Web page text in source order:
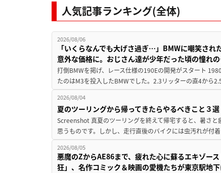
人気記事ランキング(全体)
2026/08/06
「いくらなんでも大げさ過ぎ…」BMWに嘲笑さ
意外な価格に。おじさん達が少年だった頃の憧れ
打倒BMWを掲げ、レース仕様の190Eの開発がスタート
たのはM3を投入したBMWでした。2.3リッターの直4から
2026/08/04
夏のツーリングから帰ってきたらやるべきこと３選
Screenshot 真夏のツーリングを終えて帰宅すると、暑さ
思うものです。しかし、走行直後のバイクには虫汚れが付
2026/08/05
悪魔のZからAE86まで、疲れた心に蘇るエキゾー
狂」、名作コミック＆映画の愛機たちが東京駅地